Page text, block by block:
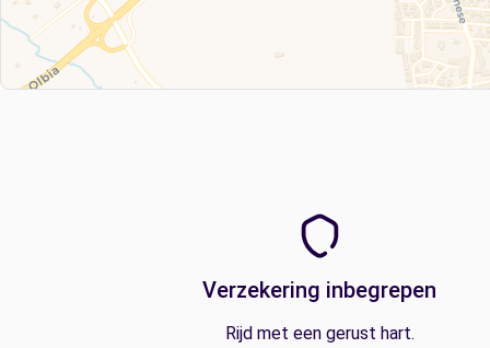
Verzekering inbegrepen
Rijd met een gerust hart.